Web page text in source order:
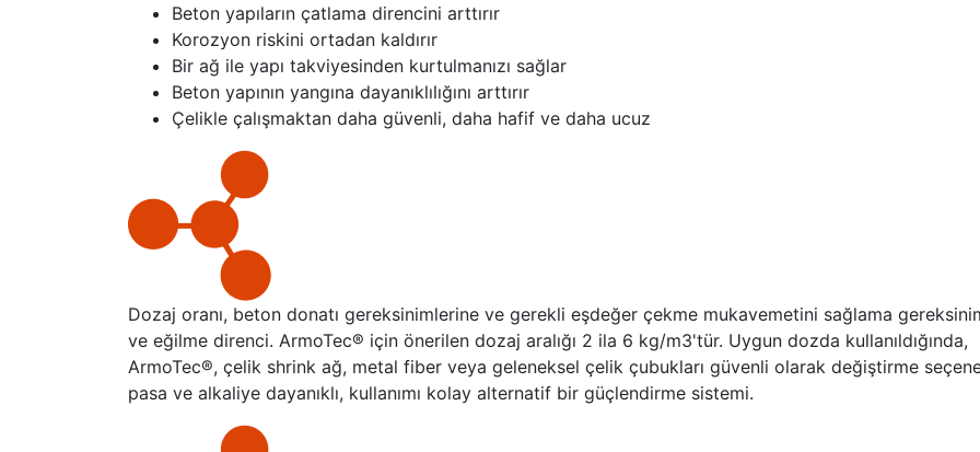
Beton yapıların çatlama direncini arttırır
Korozyon riskini ortadan kaldırır
Bir ağ ile yapı takviyesinden kurtulmanızı sağlar
Beton yapının yangına dayanıklılığını arttırır
Çelikle çalışmaktan daha güvenli, daha hafif ve daha ucuz
Dozaj oranı, beton donatı gereksinimlerine ve gerekli eşdeğer çekme mukavemetini sağlama
ve eğilme direnci. ArmoTec® için önerilen dozaj aralığı 2 ila 6 kg/m3'tür. Uygun dozda kullanıldığında,
ArmoTec®, çelik shrink ağ, metal fiber veya geleneksel çelik çubukları güvenli olarak değiştirme
pasa ve alkaliye dayanıklı, kullanımı kolay alternatif bir güçlendirme sistemi.